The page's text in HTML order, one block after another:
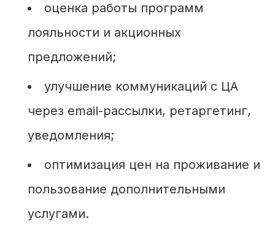
оценка работы программ
лояльности и акционных
предложений;
улучшение коммуникаций с ЦА
через email-рассылки, ретаргетинг,
уведомления;
оптимизация цен на проживание и
пользование дополнительными
услугами.